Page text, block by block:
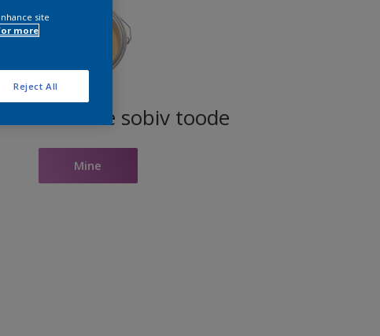
toonile sobiv toode
Mine
site
more
Reject All